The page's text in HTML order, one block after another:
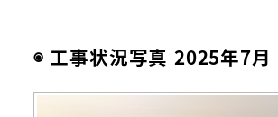
◉ 工事状況写真 2025年7月